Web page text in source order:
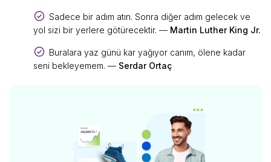
Sadece bir adım atın. Sonra diğer adım gelecek ve
yol sizi bir yerlere götürecektir. — Martin Luther King Jr.
Buralara yaz günü kar yağıyor canım, ölene kadar
seni bekleyemem. — Serdar Ortaç